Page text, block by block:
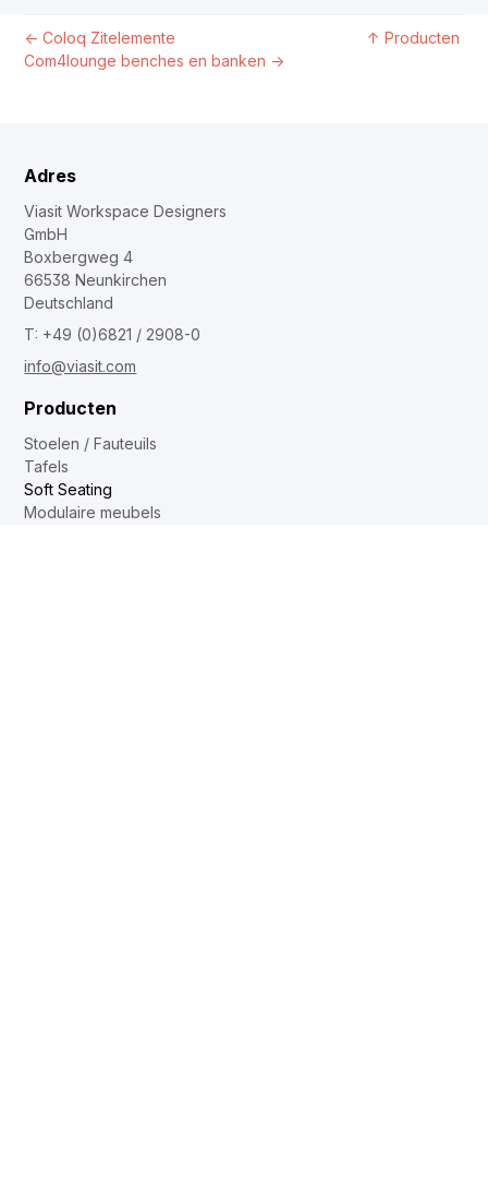
←Coloq Zitelemente ↑ Producten
Com4lounge benches en banken →
Adres
Viasit Workspace Designers
GmbH
Boxbergweg 4
66538 Neunkirchen
Deutschland
T: +49 (0)6821 / 2908-0
info@viasit.com
Producten
Stoelen / Fauteuils
Tafels
Soft Seating
Modulaire meubels